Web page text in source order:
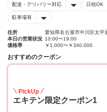
配達・デリバリー対応 日祝OK
駐車場有
住所
愛知県名古屋市中川区太平
本日の営業状況 10:00〜19:00
価格帯
￥1,000〜￥340,000
おすすめのクーポン
PickUp
エキテン限定クーポン1